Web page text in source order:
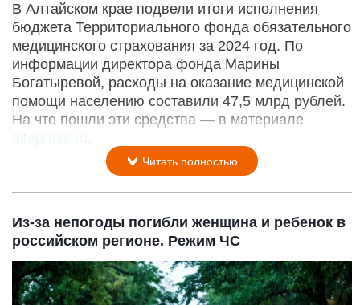
В Алтайском крае подвели итоги исполнения
бюджета Территориального фонда обязательного
медицинского страхования за 2024 год. По
информации директора фонда Марины
Богатыревой, расходы на оказание медицинской
помощи населению составили 47,5 млрд рублей.
На что пошли эти средства — в материале
altapress.ru
Читать полностью
Из-за непогоды погибли женщина и ребенок в
российском регионе. Режим ЧС